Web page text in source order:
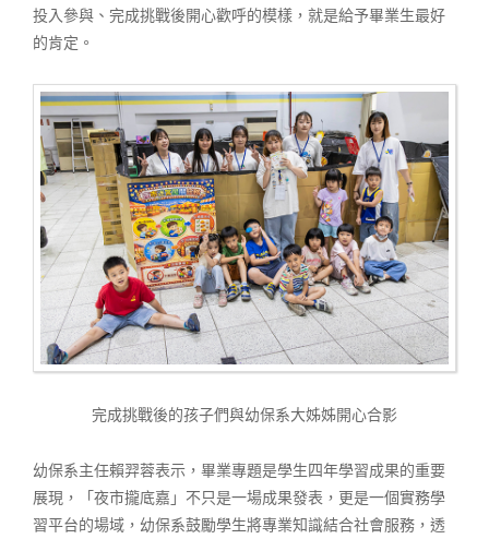
投入參與、完成挑戰後開心歡呼的模樣，就是給予畢業生最好
的肯定。
完成挑戰後的孩子們與幼保系大姊姊開心合影
幼保系主任賴羿蓉表示，畢業專題是學生四年學習成果的重要
展現，「夜市攏底嘉」不只是一場成果發表，更是一個實務學
習平台的場域，幼保系鼓勵學生將專業知識結合社會服務，透